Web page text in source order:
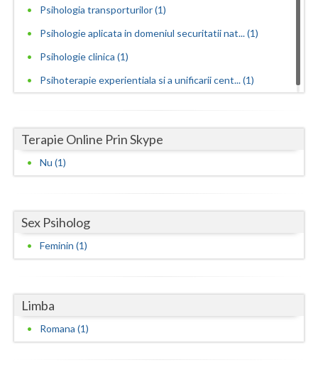
Sibiu
Suceava
Teleorman
Timis
Vaslui
Psihologia transporturilor (1)
Psihologie aplicata in domeniul securitatii nat... (1)
Psihologie clinica (1)
Psihoterapie experientiala si a unificarii cent... (1)
Terapie Online Prin Skype
Nu (1)
Sex Psiholog
Feminin (1)
Limba
Romana (1)